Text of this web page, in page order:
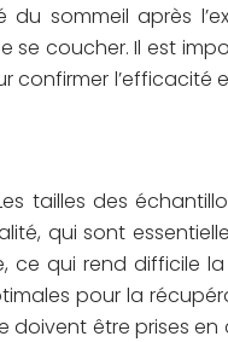
sommeil après
se coucher. Il est
l’efficacité
tailles des
qui sont
ce qui rend difficile
pour la
être prises